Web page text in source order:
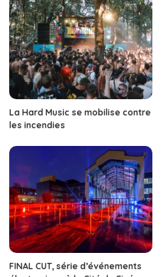
La Hard Music se mobilise contre
les incendies
FINAL CUT, série d’événements